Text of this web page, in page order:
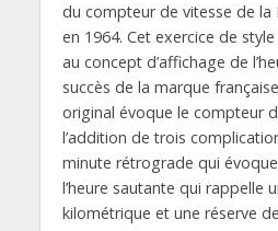
du compteur de vitesse de la
en 1964. Cet exercice de
au concept d’affichage de
succès de la marque
original évoque le compteur
l’addition de trois
minute rétrograde qui
l’heure sautante qui rappelle
kilométrique et une réserve